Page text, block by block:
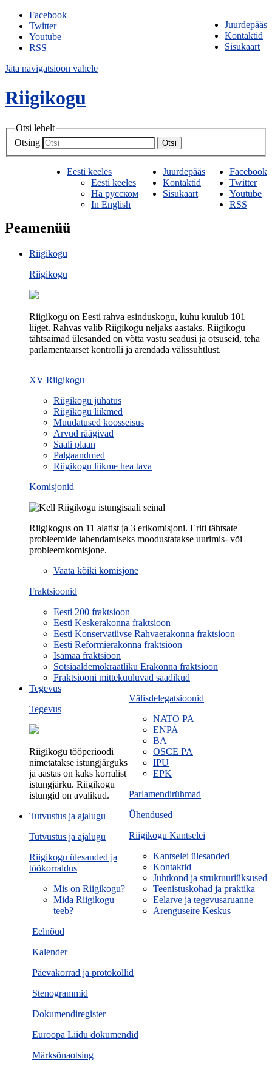
Juurdepääs
Kontaktid
Sisukaart
Facebook
Twitter
Youtube
RSS
Jäta navigatsioon vahele
Riigikogu
Otsi lehelt
Otsing
Otsi
Facebook
Twitter
Youtube
RSS
Juurdepääs
Kontaktid
Sisukaart
Eesti keeles
Eesti keeles
На русском
In English
Peamenüü
Riigikogu
Riigikogu
Riigikogu on Eesti rahva esinduskogu, kuhu kuulub 101
liiget. Rahvas valib Riigikogu neljaks aastaks. Riigikogu
tähtsaimad ülesanded on võtta vastu seadusi ja otsuseid, teha
parlamentaarset kontrolli ja arendada välissuhtlust.
XV Riigikogu
Riigikogu juhatus
Riigikogu liikmed
Muudatused koosseisus
Arvud räägivad
Saali plaan
Palgaandmed
Riigikogu liikme hea tava
Komisjonid
Riigikogus on 11 alatist ja 3 erikomisjoni. Eriti tähtsate
probleemide lahendamiseks moodustatakse uurimis- või
probleemkomisjone.
Vaata kõiki komisjone
Fraktsioonid
Eesti 200 fraktsioon
Eesti Keskerakonna fraktsioon
Eesti Konservatiivse Rahvaerakonna fraktsioon
Eesti Reformierakonna fraktsioon
Isamaa fraktsioon
Sotsiaaldemokraatliku Erakonna fraktsioon
Fraktsiooni mittekuuluvad saadikud
Välisdelegatsioonid
NATO PA
ENPA
BA
OSCE PA
IPU
EPK
Parlamendirühmad
Ühendused
Riigikogu Kantselei
Kantselei ülesanded
Kontaktid
Juhtkond ja struktuuriüksused
Teenistuskohad ja praktika
Eelarve ja tegevusaruanne
Arenguseire Keskus
Tegevus
Tegevus
Riigikogu tööperioodi
nimetatakse istungjärguks
ja aastas on kaks korralist
istungjärku. Riigikogu
istungid on avalikud.
Eelnõud
Kalender
Päevakorrad ja protokollid
Stenogrammid
Dokumendiregister
Euroopa Liidu dokumendid
Märksõnaotsing
Tutvustus ja ajalugu
Tutvustus ja ajalugu
Riigikogu ülesanded ja
töökorraldus
Mis on Riigikogu?
Mida Riigikogu
teeb?